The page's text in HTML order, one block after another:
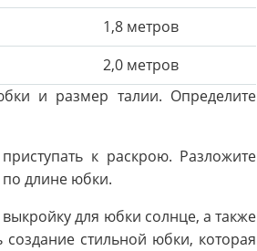
1,8 метров
2,0 метров
и размер талии. Определите
к раскрою. Разложите
по длине юбки.
для юбки солнце, а также
стильной юбки, которая